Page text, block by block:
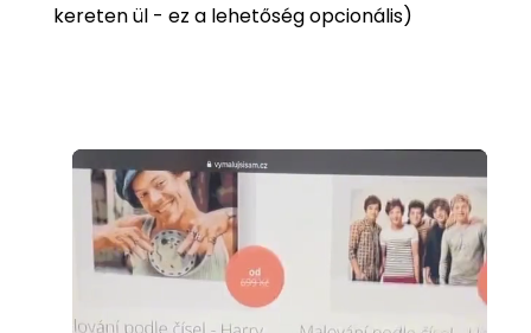
kereten ül - ez a lehetőség opcionális)